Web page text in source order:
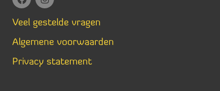
Veel gestelde vragen
Algemene voorwaarden
Privacy statement